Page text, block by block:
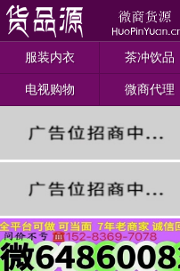
服装内衣 茶冲饮品
电视购物 微商代理